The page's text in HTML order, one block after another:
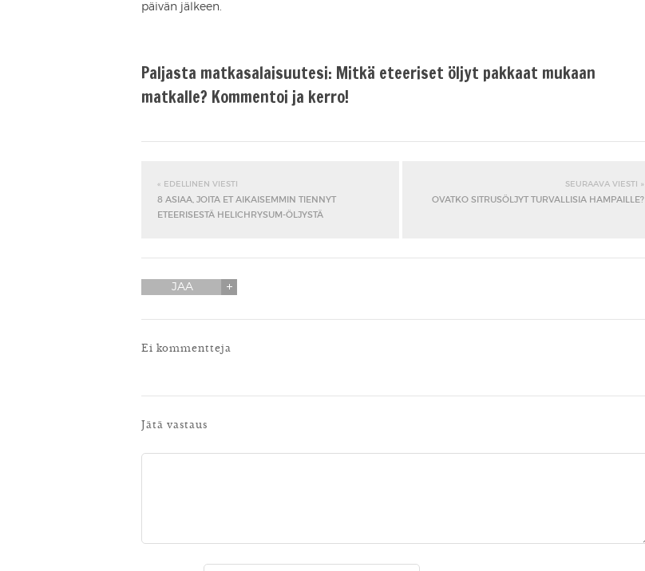
päivän jälkeen.
Paljasta matkasalaisuutesi: Mitkä eteeriset öljyt pakkaat mukaan
matkalle? Kommentoi ja kerro!
« EDELLINEN VIESTI
8 ASIAA, JOITA ET AIKAISEMMIN TIENNYT
ETEERISESTÄ HELICHRYSUM-ÖLJYSTÄ
SEURAAVA VIESTI »
OVATKO SITRUSÖLJYT TURVALLISIA HAMPAILLE?
JAA
Ei kommentteja
Jätä vastaus